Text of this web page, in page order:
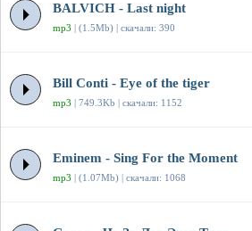
BALVICH - Last night
mp3 | (1.5Mb) | скачали: 390
Bill Conti - Eye of the tiger
mp3 | 749.3Kb | скачали: 1152
Eminem - Sing For the Moment
mp3 | (1.07Mb) | скачали: 1068